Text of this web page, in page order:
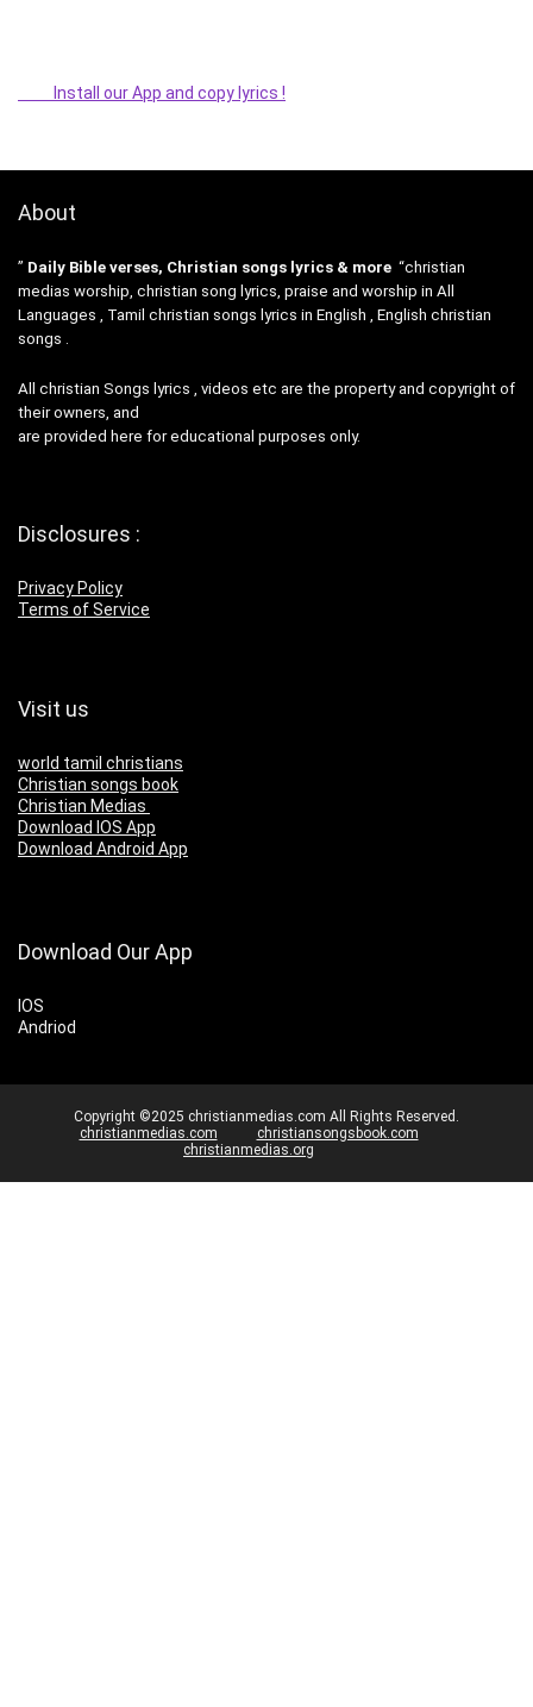
Install our App and copy lyrics !
About
” Daily Bible verses, Christian songs lyrics & more “christian
medias worship, christian song lyrics, praise and worship in All
Languages , Tamil christian songs lyrics in English , English christian
songs .
All christian Songs lyrics , videos etc are the property and copyright of
their owners, and
are provided here for educational purposes only.
Disclosures :
Privacy Policy
Terms of Service
Visit us
world tamil christians
Christian songs book
Christian Medias
Download IOS App
Download Android App
Download Our App
IOS
Andriod
Copyright ©2025 christianmedias.com All Rights Reserved.
christianmedias.com
christiansongsbook.com
christianmedias.org